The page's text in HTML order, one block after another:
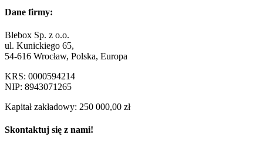
Dane firmy:
Blebox Sp. z o.o.
ul. Kunickiego 65,
54-616 Wrocław, Polska, Europa
KRS: 0000594214
NIP: 8943071265
Kapitał zakładowy: 250 000,00 zł
Skontaktuj się z nami!